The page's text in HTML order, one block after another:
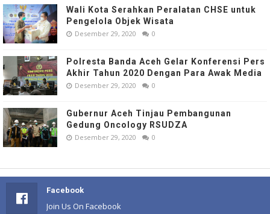
Wali Kota Serahkan Peralatan CHSE untuk
Pengelola Objek Wisata
Desember 29, 2020 0
Polresta Banda Aceh Gelar Konferensi Pers
Akhir Tahun 2020 Dengan Para Awak Media
Desember 29, 2020 0
Gubernur Aceh Tinjau Pembangunan
Gedung Oncology RSUDZA
Desember 29, 2020 0
Facebook
Join Us On Facebook